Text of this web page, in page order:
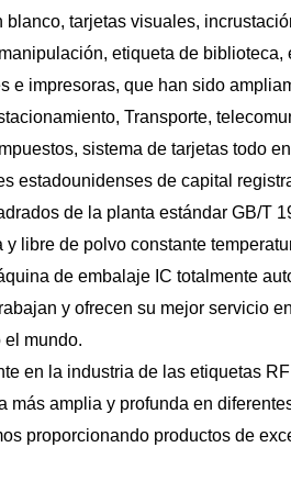
blanco, tarjetas visuales,
etiqueta de
e impresoras, que han sido
Transporte,
sistema de tarjetas todo
estadounidenses de capital
de la planta estándar GB/T
y libre de polvo constante
de embalaje IC totalmente
y ofrecen su mejor servicio
el mundo.
en la industria de las etiquetas
más amplia y profunda en
proporcionando productos de